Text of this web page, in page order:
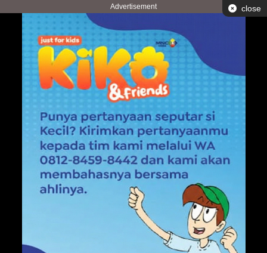
Advertisement close